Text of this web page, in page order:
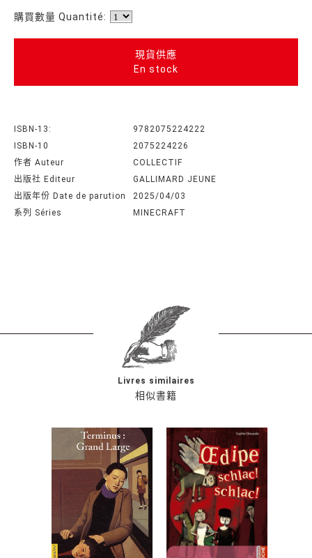
購買數量 Quantité:
現貨供應
En stock
ISBN-13:
9782075224222
ISBN-10
2075224226
作者 Auteur
COLLECTIF
出版社 Editeur
GALLIMARD JEUNE
出版年份 Date de parution
2025/04/03
系列 Séries
MINECRAFT
相似書籍
Livres similaires